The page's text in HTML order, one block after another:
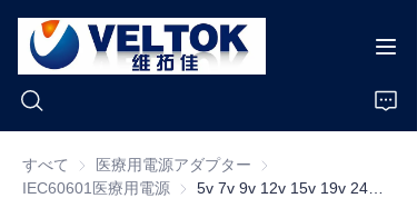
すべて 医療用電源アダプター 医療用電源アダプター
IEC60601医療用電源 IEC60601医療用電源
ホーム